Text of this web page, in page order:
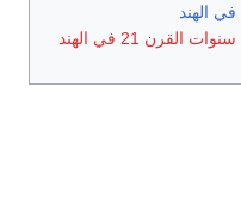
سنوات القرن 21 في الهند